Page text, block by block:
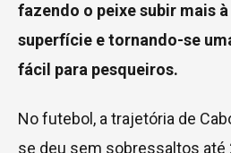
fazendo o peixe subir mais à
superfície e tornando-se
fácil para pesqueiros.
No futebol, a trajetória de
se deu sem sobressaltos até